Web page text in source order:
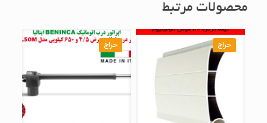
محصولات مرتبط
حراج حراج